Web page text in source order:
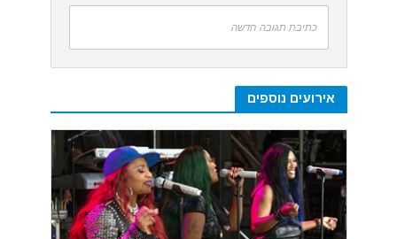
כתיבת תגובה חדשה
אירועים נוספים